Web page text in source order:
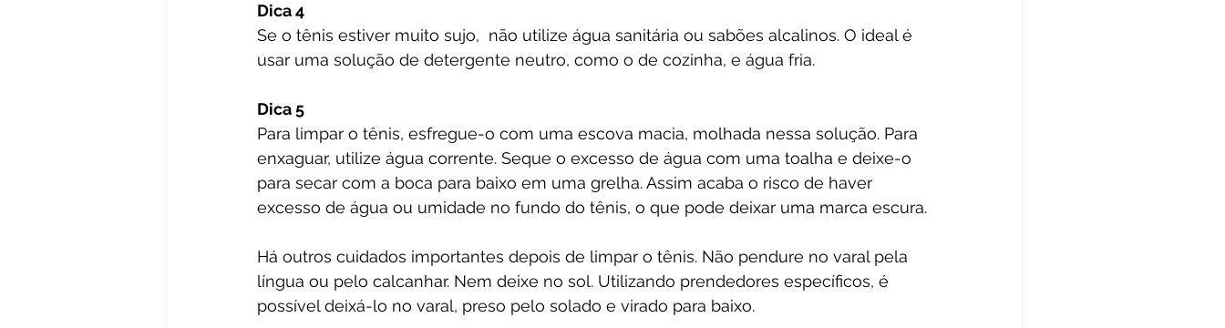
Dica 4
Se o tênis estiver muito sujo,  não utilize água sanitária ou sabões alcalinos. O ideal é
usar uma solução de detergente neutro, como o de cozinha, e água fria.
Dica 5
Para limpar o tênis, esfregue-o com uma escova macia, molhada nessa solução. Para
enxaguar, utilize água corrente. Seque o excesso de água com uma toalha e deixe-o
para secar com a boca para baixo em uma grelha. Assim acaba o risco de haver
excesso de água ou umidade no fundo do tênis, o que pode deixar uma marca escura.
Há outros cuidados importantes depois de limpar o tênis. Não pendure no varal pela
língua ou pelo calcanhar. Nem deixe no sol. Utilizando prendedores específicos, é
possível deixá-lo no varal, preso pelo solado e virado para baixo.